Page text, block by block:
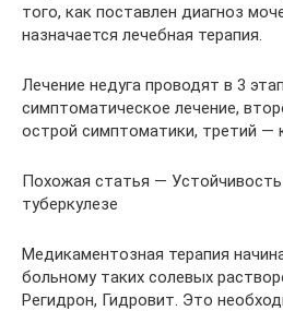
того, как поставлен диагноз
назначается лечебная терапия.
Лечение недуга проводят в 3
симптоматическое лечение,
острой симптоматики, третий —
Похожая статья —
туберкулезе
Медикаментозная терапия
больному таких солевых
Регидрон, Гидровит. Это